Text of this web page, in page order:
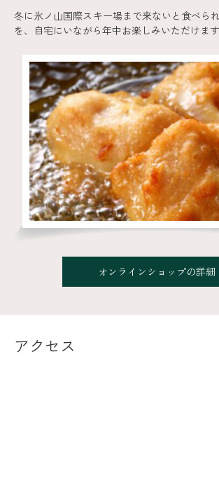
冬に氷ノ山国際スキー場まで来ないと食べら
を、自宅にいながら年中お楽しみいただけます
オンラインショップの詳細
アクセス